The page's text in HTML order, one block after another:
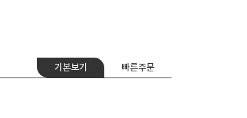
기본보기 빠른주문